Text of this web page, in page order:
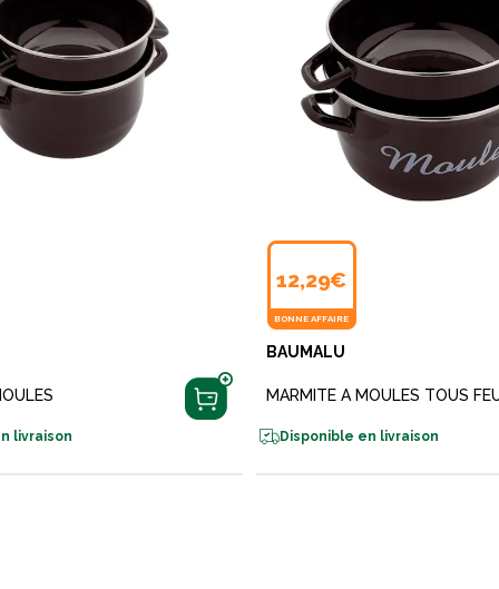
livraison
12,29€
BONNE AFFAIRE
BAUMALU
MARMITE A MOULES TOUS
Disponible en livraison